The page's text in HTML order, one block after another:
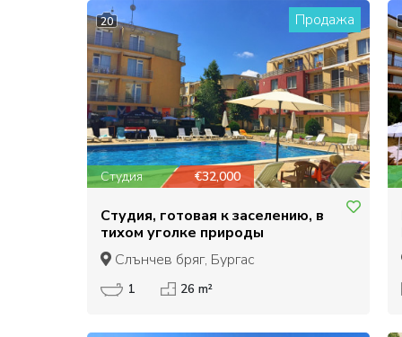
20 Продажа
Студия €32,000
Студия, готовая к заселению, в
тихом уголке природы
Слънчев бряг, Бургас
1 26 m²